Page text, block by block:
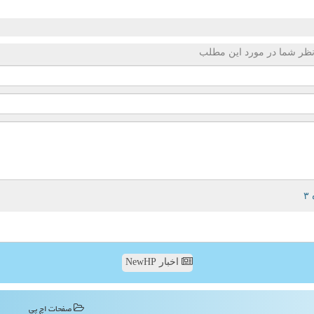
نظر شما در مورد این مطلب
اخبار NewHP
صفحات اچ پی